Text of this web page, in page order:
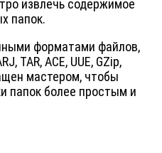
извлечь содержимое
папок.
форматами файлов,
TAR, ACE, UUE, GZip,
мастером, чтобы
папок более простым и